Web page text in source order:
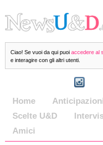
Ciao! Se vuoi da qui puoi accedere al
e interagire con gli altri utenti.
Home
Scelte U&D
Amici